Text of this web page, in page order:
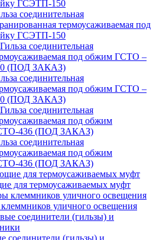
соединительная
термоусаживаемая под
ГСЭТП-150
соединительная
под обжим ГСТО –
(ПОД ЗАКАЗ)
соединительная
под обжим
436 (ПОД ЗАКАЗ)
для термоусаживаемых муфт
уличного освещения
соединители (гильзы) и